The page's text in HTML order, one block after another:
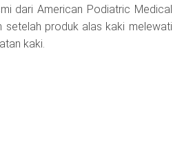
dari American Podiatric Medical
setelah produk alas kaki melewati
kaki.